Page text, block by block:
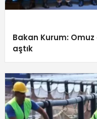
Bakan Kurum:
aştık